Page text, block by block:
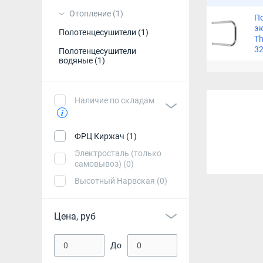
Отопление (1)
Полотенцесушители (1)
Полотенцесушители
водяные (1)
Наличие по складам
ФРЦ Киржач (1)
Электросталь (только
самовывоз) (0)
Высотный Нарвская (0)
Цена, руб
До
Бесшовные